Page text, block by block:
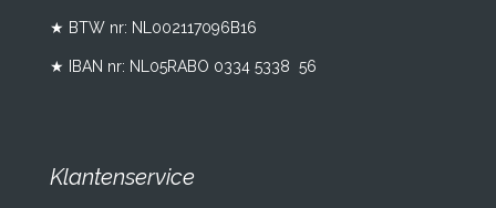
★ BTW nr: NL002117096B16
★ IBAN nr: NL05RABO 0334 5338 56
Klantenservice